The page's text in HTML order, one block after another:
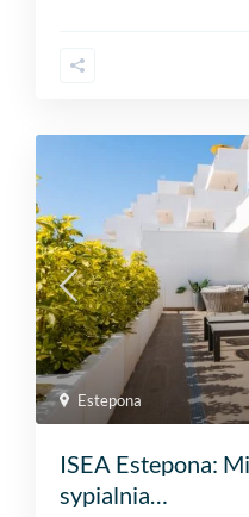
Estepona
ISEA Estepona:
sypialnia…